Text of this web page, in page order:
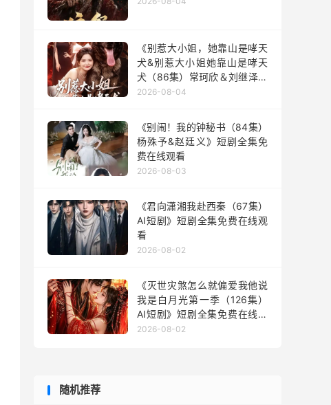
《别惹大小姐，她靠山是哮天
犬&别惹大小姐她靠山是哮天
犬（86集）常珂欣＆刘继泽》
短剧全集免费在线观看
2026-08-04
《别闹！我的钟秘书（84集）
杨殊予&赵廷义》短剧全集免
费在线观看
2026-08-03
《君向潇湘我赴西秦（67集）
AI短剧》短剧全集免费在线观
看
2026-08-02
《灭世灾煞怎么就偏爱我他说
我是白月光第一季（126集）
AI短剧》短剧全集免费在线观
看
2026-08-02
随机推荐